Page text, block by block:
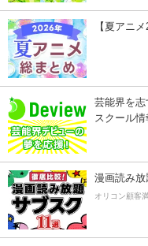
【夏アニ
芸能界を志
スクール
漫画読み放
オリコン顧客